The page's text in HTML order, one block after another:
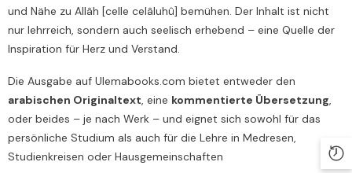
und Nähe zu Allâh [celle celâluhû] bemühen. Der Inhalt ist nicht
nur lehrreich, sondern auch seelisch erhebend – eine Quelle der
Inspiration für Herz und Verstand.
Die Ausgabe auf Ulemabooks.com bietet entweder den
arabischen Originaltext, eine kommentierte Übersetzung,
oder beides – je nach Werk – und eignet sich sowohl für das
persönliche Studium als auch für die Lehre in Medresen,
Studienkreisen oder Hausgemeinschaften